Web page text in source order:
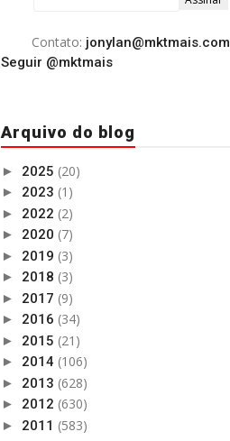
Contato: jonylan@mktmais.com
Seguir @mktmais
Arquivo do blog
► 2025 (20)
► 2023 (1)
► 2022 (2)
► 2020 (7)
► 2019 (3)
► 2018 (3)
► 2017 (9)
► 2016 (34)
► 2015 (21)
► 2014 (106)
► 2013 (628)
► 2012 (630)
► 2011 (583)